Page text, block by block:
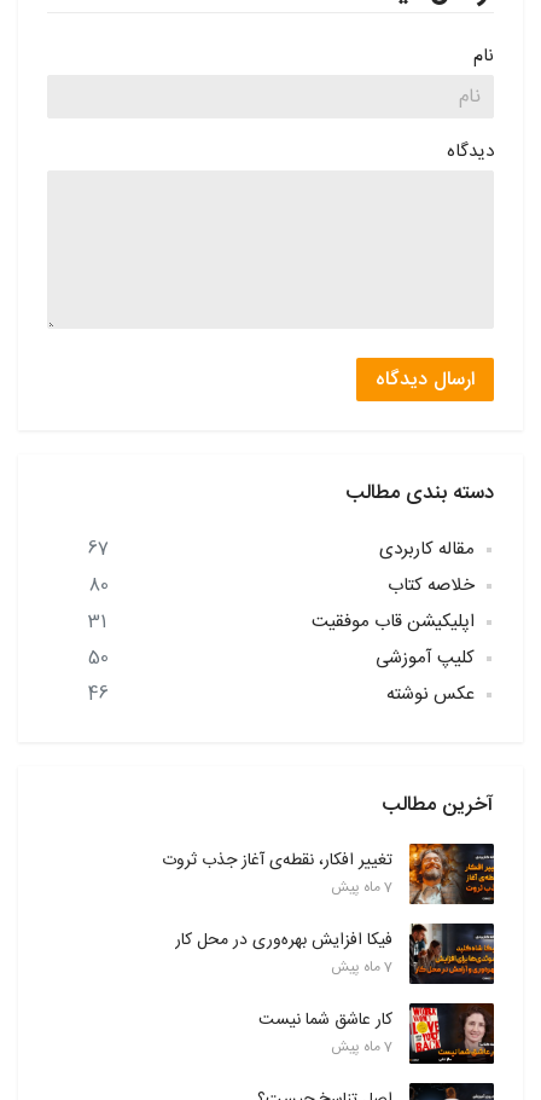
دسته بندی مطالب
مقاله کاربردی
67
خلاصه کتاب
80
اپلیکیشن قاب موفقیت
31
کلیپ آموزشی
50
عکس نوشته
46
آخرین مطالب
تغییر افکار، نقطه‌ی آغاز جذب ثروت
7 ماه پیش
فیکا افزایش بهره‌وری در محل کار
7 ماه پیش
کار عاشق شما نیست
7 ماه پیش
نام
دیدگاه
ارسال دیدگاه